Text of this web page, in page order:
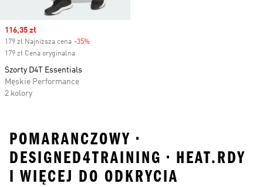
Sale price
116,35 zł
179 zł Najniższa cena -35%
179 zł Cena oryginalna
Szorty D4T Essentials
Męskie Performance
2 kolory
POMARANCZOWY •
DESIGNED4TRAINING • HEAT.RDY
I WIĘCEJ DO ODKRYCIA